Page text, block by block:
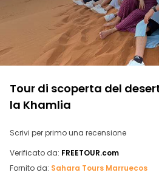
Tour di scoperta del
la Khamlia
Scrivi per primo una recensione
Verificato da: FREETOUR.com
Fornito da: Sahara Tours Marruecos